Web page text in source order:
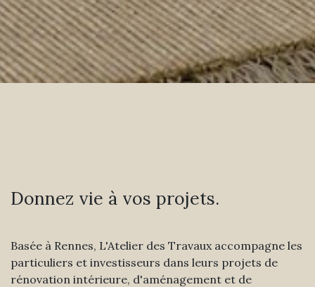
Basée à Rennes, L'Atelier des Travaux accompagne les
particuliers et investisseurs dans leurs projets de
rénovation intérieure, d'aménagement et de
Donnez vie à vos projets.